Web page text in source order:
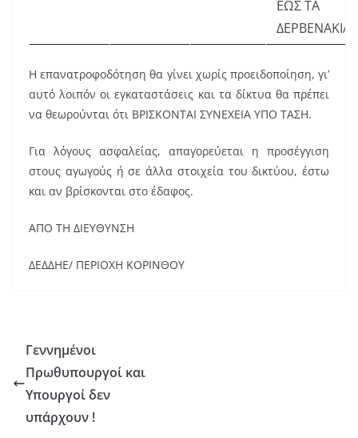
ΕΩΣ ΤΑ
ΔΕΡΒΕΝΑΚΙΑ
Η επανατροφοδότηση θα γίνει χωρίς προειδοποίηση, γι’
αυτό λοιπόν οι εγκαταστάσεις και τα δίκτυα θα πρέπει
να θεωρούνται ότι ΒΡΙΣΚΟΝΤΑΙ ΣΥΝΕΧΕΙΑ ΥΠΟ ΤΑΣΗ.
Για λόγους ασφαλείας, απαγορεύεται η προσέγγιση
στους αγωγούς ή σε άλλα στοιχεία του δικτύου, έστω
και αν βρίσκονται στο έδαφος.
ΑΠΟ ΤΗ ΔΙΕΥΘΥΝΣΗ
ΔΕΔΔΗΕ/ ΠΕΡΙΟΧΗ ΚΟΡΙΝΘΟΥ
Γεννημένοι
Πρωθυπουργοί και
Υπουργοί δεν
υπάρχουν !